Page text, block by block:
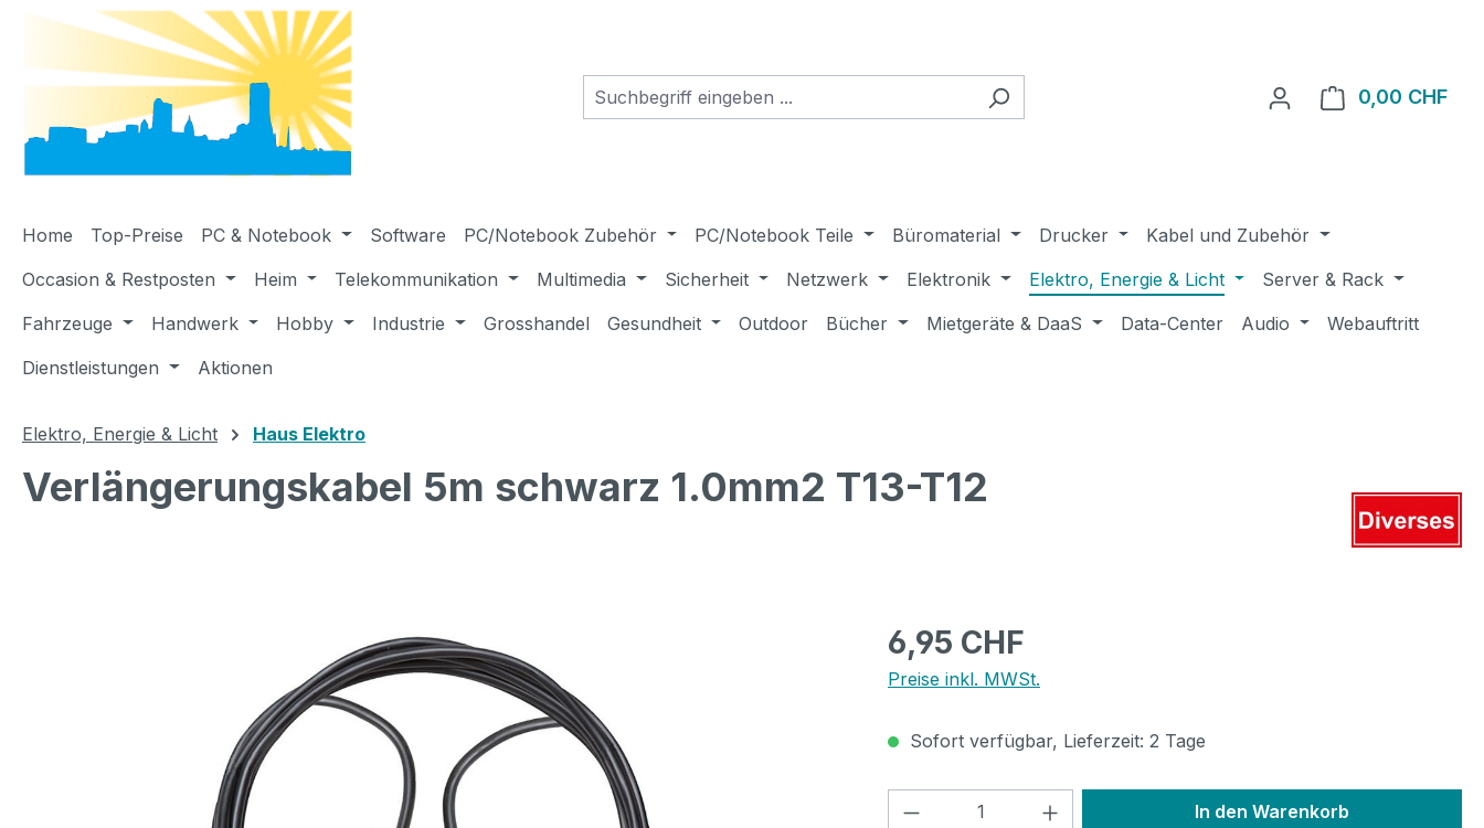
Hauptinhalt springen
Zur Suche springen
Zur Hauptnavigation springen
0,00 CHF
Home Top-Preise PC & Notebook Software PC/Notebook Zubehör PC/Notebook Teile Büromaterial Drucker
Kabel und Zubehör
Occasion & Restposten
Heim Telekommunikation Multimedia Sicherheit Netzwerk Elektronik Elektro, Energie & Licht
Server & Rack
Fahrzeuge
Handwerk Hobby Industrie Grosshandel Gesundheit Outdoor Bücher Mietgeräte & DaaS Data-Center Audio
Webauftritt
Dienstleistungen
Aktionen
Elektro, Energie & Licht Haus Elektro
Verlängerungskabel 5m schwarz 1.0mm2 T13-T12
Regulärer Preis:
6,95 CHF
Preise inkl. MWSt.
Sofort verfügbar, Lieferzeit: 2 Tage
Produkt Anzahl: Gib den gewünschten Wert
In den Warenkorb